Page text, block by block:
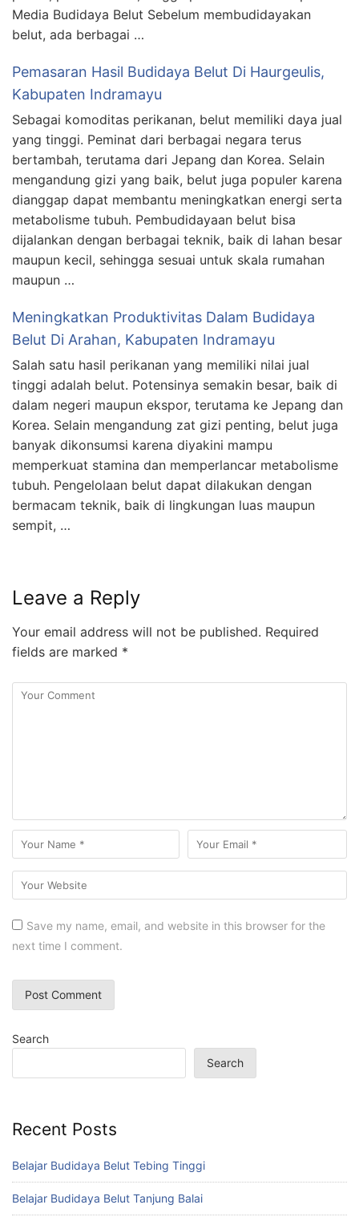
Media Budidaya Belut Sebelum membudidayakan
belut, ada berbagai …
Pemasaran Hasil Budidaya Belut Di Haurgeulis,
Kabupaten Indramayu
Sebagai komoditas perikanan, belut memiliki daya jual
yang tinggi. Peminat dari berbagai negara terus
bertambah, terutama dari Jepang dan Korea. Selain
mengandung gizi yang baik, belut juga populer karena
dianggap dapat membantu meningkatkan energi serta
metabolisme tubuh. Pembudidayaan belut bisa
dijalankan dengan berbagai teknik, baik di lahan besar
maupun kecil, sehingga sesuai untuk skala rumahan
maupun …
Meningkatkan Produktivitas Dalam Budidaya
Belut Di Arahan, Kabupaten Indramayu
Salah satu hasil perikanan yang memiliki nilai jual
tinggi adalah belut. Potensinya semakin besar, baik di
dalam negeri maupun ekspor, terutama ke Jepang dan
Korea. Selain mengandung zat gizi penting, belut juga
banyak dikonsumsi karena diyakini mampu
memperkuat stamina dan memperlancar metabolisme
tubuh. Pengelolaan belut dapat dilakukan dengan
bermacam teknik, baik di lingkungan luas maupun
sempit, …
Leave a Reply
Your email address will not be published. Required
fields are marked *
Save my name, email, and website in this browser for the
next time I comment.
Search
Search
Recent Posts
Belajar Budidaya Belut Tebing Tinggi
Belajar Budidaya Belut Tanjung Balai